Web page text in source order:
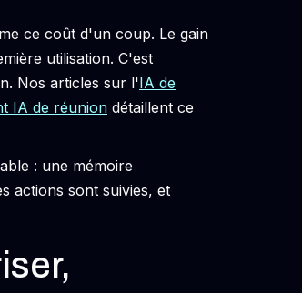
ce coût d'un coup. Le gain
utilisation. C'est
Nos articles sur l'IA de
IA de réunion détaillent ce
: une mémoire
actions sont suivies, et